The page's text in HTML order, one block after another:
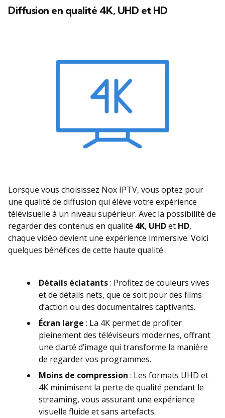
Diffusion en qualité 4K, UHD et HD
Lorsque vous choisissez Nox IPTV, vous optez pour
une qualité de diffusion qui élève votre expérience
télévisuelle à un niveau supérieur. Avec la possibilité de
regarder des contenus en qualité 4K, UHDet HD,
chaque vidéo devient une expérience immersive. Voici
quelques bénéfices de cette haute qualité :
Détails éclatants: Profitez de couleurs vives
et de détails nets, que ce soit pour des films
d’action ou des documentaires captivants.
Écran large : La 4K permet de profiter
pleinement des téléviseurs modernes, offrant
une clarté d’image qui transforme la manière
de regarder vos programmes.
Moins de compression : Les formats UHD et
4K minimisent la perte de qualité pendant le
streaming, vous assurant une expérience
visuelle fluide et sans artefacts.